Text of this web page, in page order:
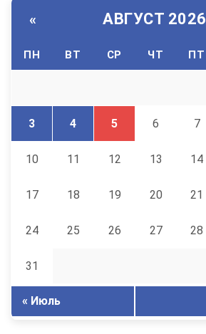
« АВГУСТ 2026
ПН ВТ СР ЧТ ПТ
3 4 5 6 7
10 11 12 13 14
17 18 19 20 21
24 25 26 27 28
31
« Июль